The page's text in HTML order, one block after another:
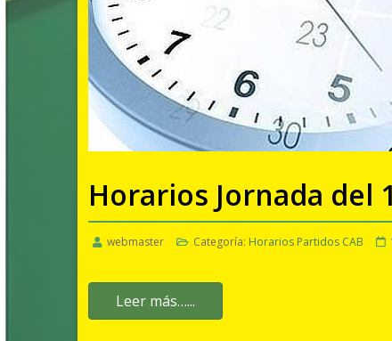
Horarios Jornada del
webmaster Categoría: Horarios Partidos CAB
Leer más…...